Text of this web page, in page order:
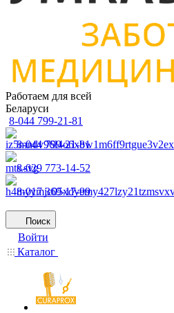
Работаем для всей
Беларуси
8-044 799-21-81
8-044 799-21-81
8-029 773-14-52
8-017 369-17-99
Поиск
Войти
Каталог